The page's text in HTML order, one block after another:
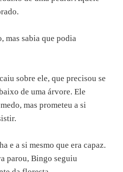
mas sabia que podia
sobre ele, que precisou se
de uma árvore. Ele
mas prometeu a si
e a si mesmo que era capaz.
parou, Bingo seguiu